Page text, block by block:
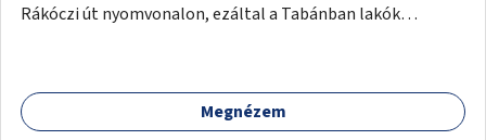
Rákóczi út nyomvonalon, ezáltal a Tabánban lakók
járattal feljutni a Naphegyre, ahol iskola és óvoda is van a
körzetben élők számára. Megoldás lenne, ha a 178-as
Megnézem